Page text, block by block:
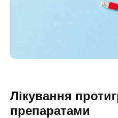
Лікування
препаратами